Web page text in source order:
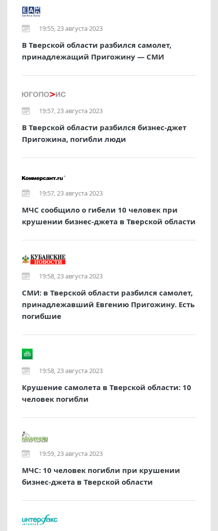
19:55, 23 августа 2023
В Тверской области разбился самолет,
принадлежащий Пригожину — СМИ
19:57, 23 августа 2023
В Тверской области разбился бизнес-джет
Пригожина, погибли люди
19:57, 23 августа 2023
МЧС сообщило о гибели 10 человек при
крушении бизнес-джета в Тверской области
19:58, 23 августа 2023
СМИ: в Тверской области разбился самолет,
принадлежавший Евгению Пригожину. Есть
погибшие
19:58, 23 августа 2023
Крушение самолета в Тверской области: 10
человек погибли
19:59, 23 августа 2023
МЧС: 10 человек погибли при крушении
бизнес-джета в Тверской области